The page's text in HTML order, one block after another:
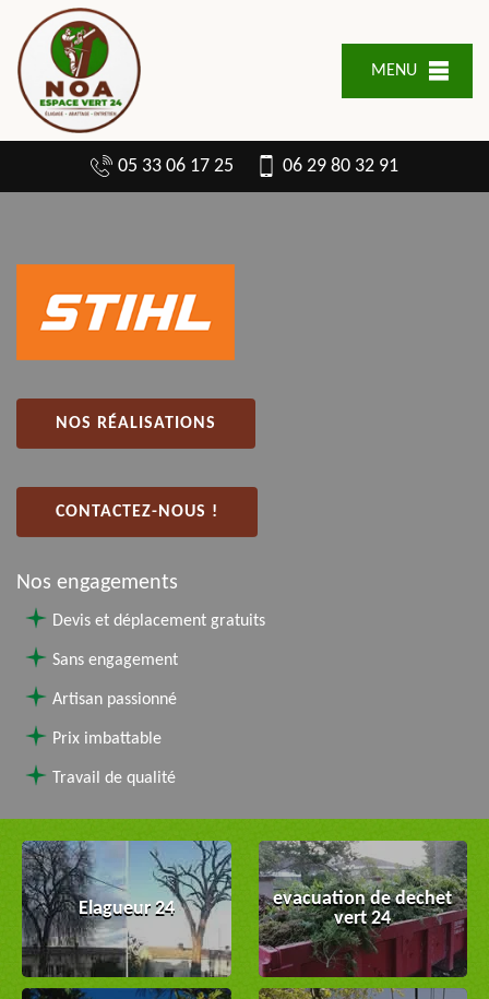
MENU
05 33 06 17 25 06 29 80 32 91
NOS RÉALISATIONS
CONTACTEZ-NOUS !
Nos engagements
Devis et déplacement gratuits
Sans engagement
Artisan passionné
Prix imbattable
Travail de qualité
Elagueur 24
evacuation de dechet
vert 24